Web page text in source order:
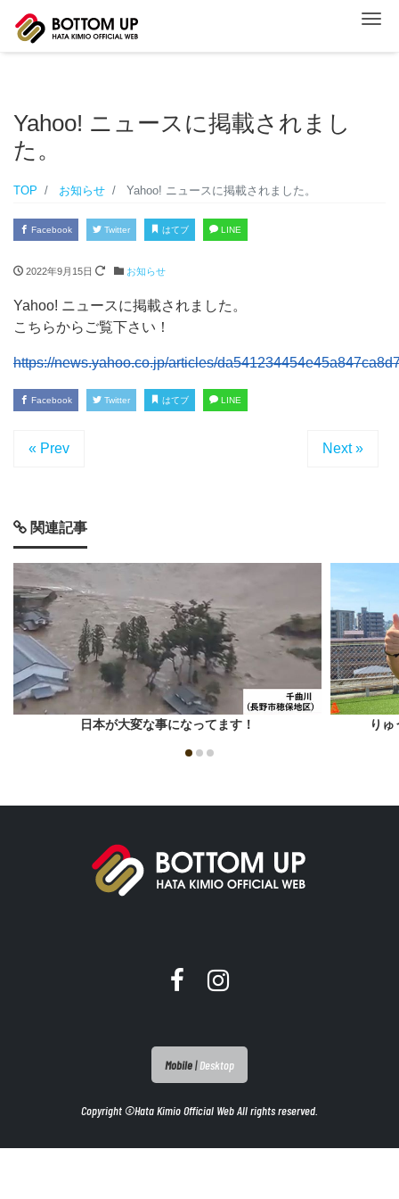
ナ
Yahoo! ニュースに掲載されまし
た。
TOP お知らせ Yahoo! ニュースに掲載されました。
Facebook Twitter はてブ LINE
2022年9月15日 お知らせ
Yahoo! ニュースに掲載されました。
こちらからご覧下さい！
https://news.yahoo.co.jp/articles/
Facebook Twitter はてブ LINE
« Prev Next »
関連記事
日本が大変な事になってます！ り
Mobile|Desktop
Copyright ©Hata Kimio Official Web All rights reserved.